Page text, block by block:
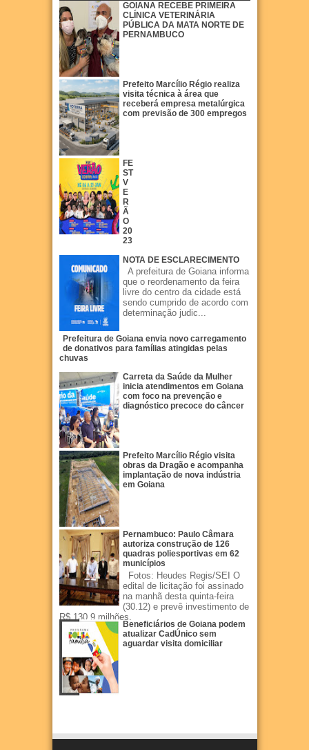
GOIANA RECEBE PRIMEIRA
CLÍNICA VETERINÁRIA
PÚBLICA DA MATA NORTE DE
PERNAMBUCO
Prefeito Marcílio Régio realiza
visita técnica à área que
receberá empresa metalúrgica
com previsão de 300 empregos
FE
ST
V
E
R
Ã
O
20
23
NOTA DE ESCLARECIMENTO
A prefeitura de Goiana informa
que o reordenamento da feira
livre do centro da cidade está
sendo cumprido de acordo com
determinação judic...
Prefeitura de Goiana envia novo carregamento
de donativos para famílias atingidas pelas
chuvas
Carreta da Saúde da Mulher
inicia atendimentos em Goiana
com foco na prevenção e
diagnóstico precoce do câncer
Prefeito Marcílio Régio visita
obras da Dragão e acompanha
implantação de nova indústria
em Goiana
Pernambuco: Paulo Câmara
autoriza construção de 126
quadras poliesportivas em 62
municípios
Fotos: Heudes Regis/SEI O
edital de licitação foi assinado
na manhã desta quinta-feira
(30.12) e prevê investimento de
R$ 130,9 milhões.
Beneficiários de Goiana podem
atualizar CadÚnico sem
aguardar visita domiciliar